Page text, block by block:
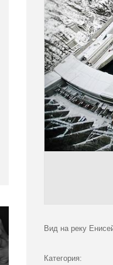
Вид на реку
Категория: